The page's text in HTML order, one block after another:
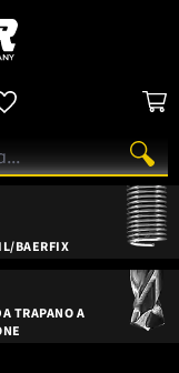
BAERFIX
TRAPANO A